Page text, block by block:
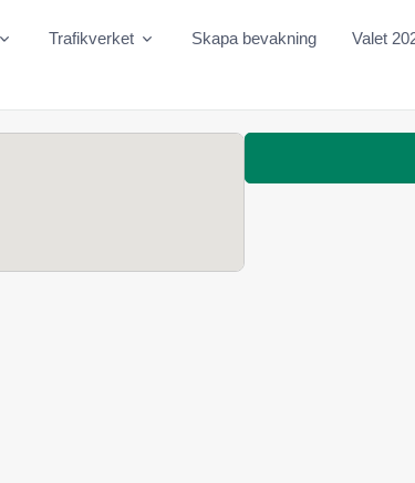
Trafikverket Skapa bevakning Valet